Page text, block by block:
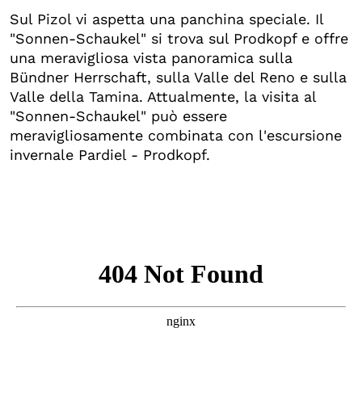
Sul Pizol vi aspetta una panchina speciale. Il
"Sonnen-Schaukel" si trova sul Prodkopf e offre
una meravigliosa vista panoramica sulla
Bündner Herrschaft, sulla Valle del Reno e sulla
Valle della Tamina. Attualmente, la visita al
"Sonnen-Schaukel" può essere
meravigliosamente combinata con l'escursione
invernale Pardiel - Prodkopf.